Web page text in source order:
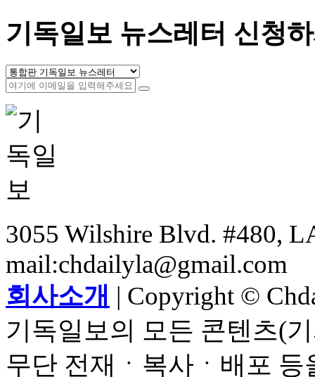
기독일보 뉴스레터 신청
3055 Wilshire Blvd. #480,
mail:chdailyla@gmail.com
회사소개 | Copyright ©
기독일보의 모든 콘텐츠(
무단 전재ㆍ복사ㆍ배포 등